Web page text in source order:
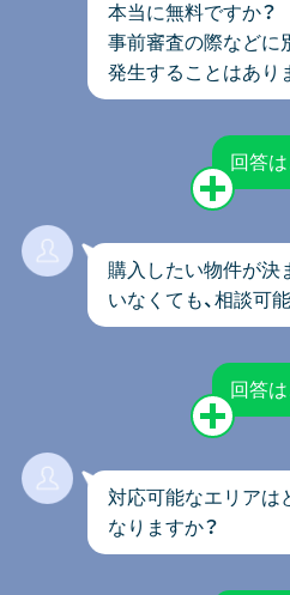
本当に無料ですか？
事前審査の際などに
発生することはあり
回答
購入したい物件が決
いなくても、相談可
回答
対応可能なエリアは
なりますか？